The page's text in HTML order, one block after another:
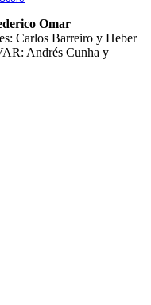
Omar
Carlos Barreiro y Heber
Andrés Cunha y